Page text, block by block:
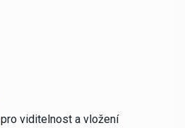
pro viditelnost a vložení